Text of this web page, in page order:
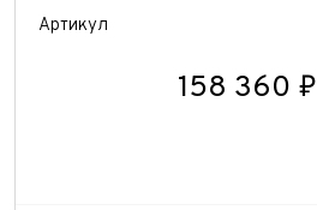
Артикул
158 360 ₽
Отправить